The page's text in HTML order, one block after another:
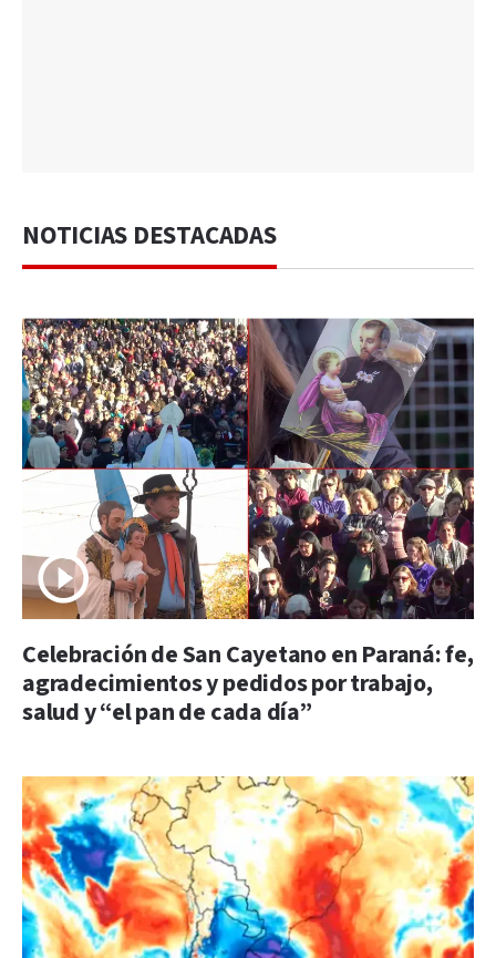
NOTICIAS DESTACADAS
Celebración de San Cayetano en Paraná: fe,
agradecimientos y pedidos por trabajo,
salud y “el pan de cada día”